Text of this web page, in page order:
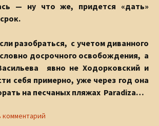
— ну что же, придется «дать»
разобраться, с учетом диванного
досрочного освобождения, а
явно не Ходорковский и
себя примерно, уже через год она
на песчаных пляжах Paradiza…
комментарий